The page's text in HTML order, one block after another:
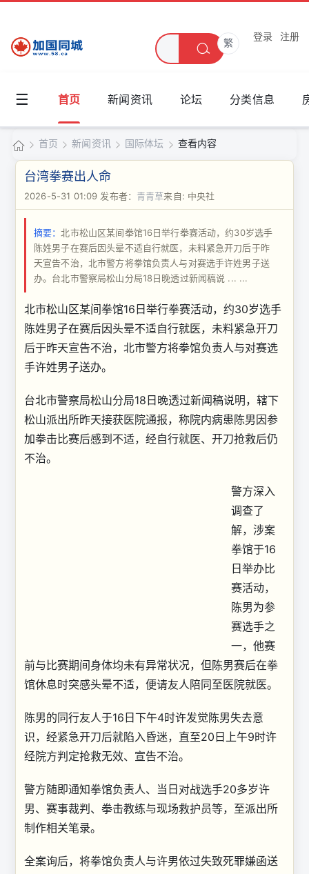
繁
登录 注册
☰ 首页 新闻资讯 论坛 分类信息
加
同
›
首页
›
新闻资讯
›
国际体坛
›
查看内容
台湾拳赛出人命
2026-5-31 01:09 发布者： 青青草来自: 中央社
摘要：北市松山区某间拳馆16日举行拳赛活动，约30岁选手
陈姓男子在赛后因头晕不适自行就医，未料紧急开刀后于昨
天宣告不治，北市警方将拳馆负责人与对赛选手许姓男子送
办。台北市警察局松山分局18日晚透过新闻稿说 ... ...
北市松山区某间拳馆16日举行拳赛活动，约30岁选手
陈姓男子在赛后因头晕不适自行就医，未料紧急开刀
后于昨天宣告不治，北市警方将拳馆负责人与对赛选
手许姓男子送办。
台北市警察局松山分局18日晚透过新闻稿说明，辖下
松山派出所昨天接获医院通报，称院内病患陈男因参
加拳击比赛后感到不适，经自行就医、开刀抢救后仍
不治。
警方深入
调查了
解，涉案
拳馆于16
日举办比
赛活动，
陈男为参
赛选手之
一，他赛
前与比赛期间身体均未有异常状况，但陈男赛后在拳
馆休息时突感头晕不适，便请友人陪同至医院就医。
陈男的同行友人于16日下午4时许发觉陈男失去意
识，经紧急开刀后就陷入昏迷，直至20日上午9时许
经院方判定抢救无效、宣告不治。
警方随即通知拳馆负责人、当日对战选手20多岁许
男、赛事裁判、拳击教练与现场救护员等，至派出所
制作相关笔录。
全案询后，将拳馆负责人与许男依过失致死罪嫌函送